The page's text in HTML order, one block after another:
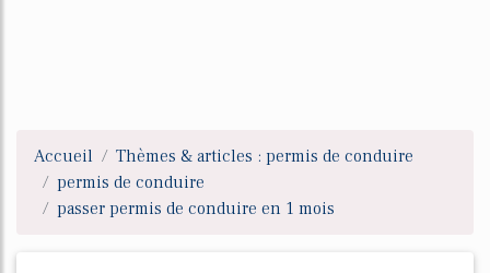
Accueil
Thèmes & articles : permis de conduire
permis de conduire
passer permis de conduire en 1 mois